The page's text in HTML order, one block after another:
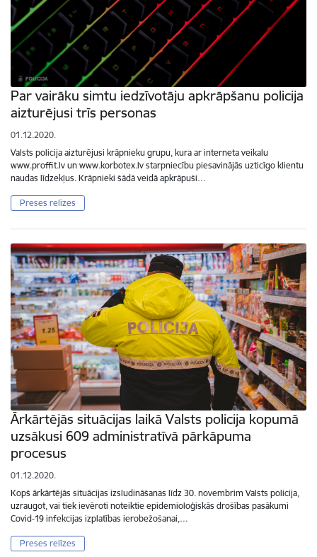
Par vairāku simtu iedzīvotāju apkrāpšanu policija
aizturējusi trīs personas
01.12.2020.
Valsts policija aizturējusi krāpnieku grupu, kura ar interneta veikalu
www.proffit.lv un www.korbotex.lv starpniecību piesavinājās uzticīgo klientu
naudas līdzekļus. Krāpnieki šādā veidā apkrāpuši…
Preses relīzes
Ārkārtējās situācijas laikā Valsts policija kopumā
uzsākusi 609 administratīvā pārkāpuma
procesus
01.12.2020.
Kopš ārkārtējās situācijas izsludināšanas līdz 30. novembrim Valsts policija,
uzraugot, vai tiek ievēroti noteiktie epidemioloģiskās drošības pasākumi
Covid-19 infekcijas izplatības ierobežošanai,…
Preses relīzes